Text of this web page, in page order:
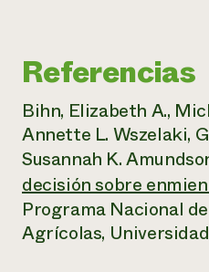
Referencias
Bihn, Elizabeth A.,
Annette L. Wszelaki,
Susannah K.
decisión sobre
Programa Nacional
Agrícolas,